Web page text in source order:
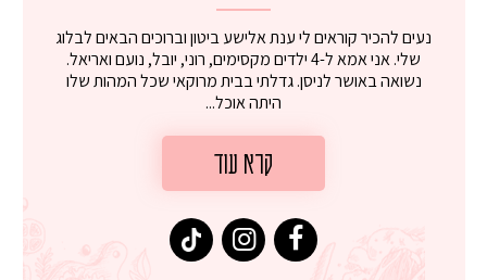
נעים להכיר קוראים לי ענת אלישע ביטון וברוכים הבאים לבלוג
שלי. אני אמא ל-4 ילדים מקסימים, רוני, יובל, נועם ואריאל.
נשואה באושר לניסן. גדלתי בבית מרוקאי שכל המהות שלו
היתה אוכל...
קרא עוד